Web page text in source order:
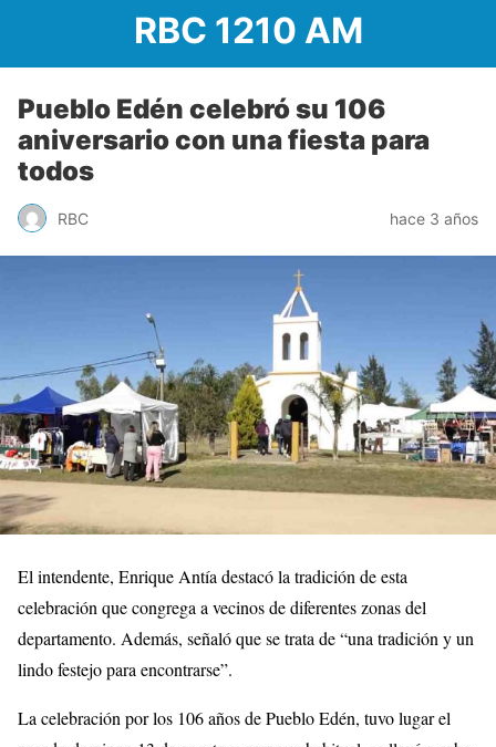
RBC 1210 AM
Pueblo Edén celebró su 106
aniversario con una fiesta para
todos
RBC hace 3 años
El intendente, Enrique Antía destacó la tradición de esta
celebración que congrega a vecinos de diferentes zonas del
departamento. Además, señaló que se trata de “una tradición y un
lindo festejo para encontrarse”.
La celebración por los 106 años de Pueblo Edén, tuvo lugar el